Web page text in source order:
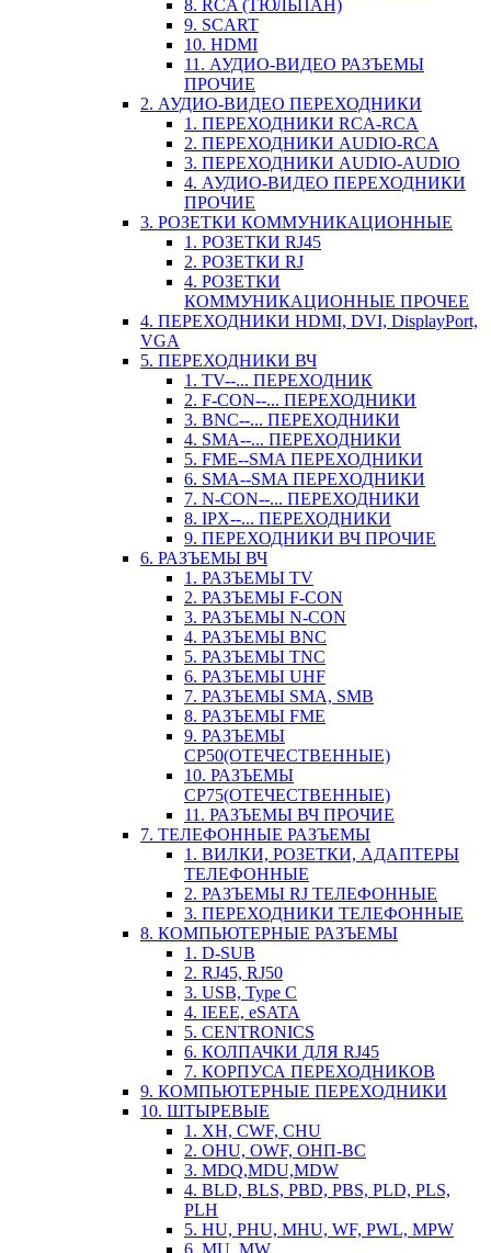
8. RCA (ТЮЛЬПАН)
9. SCART
10. HDMI
11. АУДИО-ВИДЕО РАЗЪЕМЫ
ПРОЧИЕ
2. АУДИО-ВИДЕО ПЕРЕХОДНИКИ
1. ПЕРЕХОДНИКИ RCA-RCA
2. ПЕРЕХОДНИКИ AUDIO-RCA
3. ПЕРЕХОДНИКИ AUDIO-AUDIO
4. АУДИО-ВИДЕО ПЕРЕХОДНИКИ
ПРОЧИЕ
3. РОЗЕТКИ КОММУНИКАЦИОННЫЕ
1. РОЗЕТКИ RJ45
2. РОЗЕТКИ RJ
4. РОЗЕТКИ
КОММУНИКАЦИОННЫЕ ПРОЧЕЕ
4. ПЕРЕХОДНИКИ HDMI, DVI, DisplayPort,
VGA
5. ПЕРЕХОДНИКИ ВЧ
1. TV--... ПЕРЕХОДНИК
2. F-CON--... ПЕРЕХОДНИКИ
3. BNC--... ПЕРЕХОДНИКИ
4. SMA--... ПЕРЕХОДНИКИ
5. FME--SMA ПЕРЕХОДНИКИ
6. SMA--SMA ПЕРЕХОДНИКИ
7. N-CON--... ПЕРЕХОДНИКИ
8. IPX--... ПЕРЕХОДНИКИ
9. ПЕРЕХОДНИКИ ВЧ ПРОЧИЕ
6. РАЗЪЕМЫ ВЧ
1. РАЗЪЕМЫ TV
2. РАЗЪЕМЫ F-CON
3. РАЗЪЕМЫ N-CON
4. РАЗЪЕМЫ BNC
5. РАЗЪЕМЫ TNC
6. РАЗЪЕМЫ UHF
7. РАЗЪЕМЫ SMA, SMB
8. РАЗЪЕМЫ FME
9. РАЗЪЕМЫ
СР50(ОТЕЧЕСТВЕННЫЕ)
10. РАЗЪЕМЫ
СР75(ОТЕЧЕСТВЕННЫЕ)
11. РАЗЪЕМЫ ВЧ ПРОЧИЕ
7. ТЕЛЕФОННЫЕ РАЗЪЕМЫ
1. ВИЛКИ, РОЗЕТКИ, АДАПТЕРЫ
ТЕЛЕФОННЫЕ
2. РАЗЪЕМЫ RJ ТЕЛЕФОННЫЕ
3. ПЕРЕХОДНИКИ ТЕЛЕФОННЫЕ
8. КОМПЬЮТЕРНЫЕ РАЗЪЕМЫ
1. D-SUB
2. RJ45, RJ50
3. USB, Type C
4. IEEE, eSATA
5. CENTRONICS
6. КОЛПАЧКИ ДЛЯ RJ45
7. КОРПУСА ПЕРЕХОДНИКОВ
9. КОМПЬЮТЕРНЫЕ ПЕРЕХОДНИКИ
10. ШТЫРЕВЫЕ
1. XH, CWF, CHU
2. OHU, OWF, ОНП-ВС
3. MDQ,MDU,MDW
4. BLD, BLS, PBD, PBS, PLD, PLS,
PLH
5. HU, PHU, MHU, WF, PWL, MPW
6. MU, MW